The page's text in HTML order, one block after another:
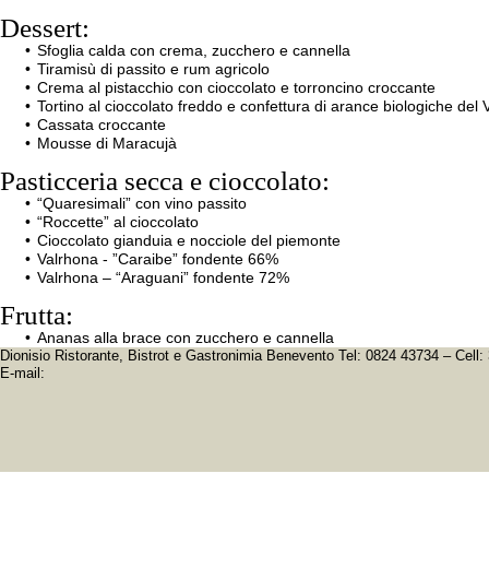
Dessert:
Sfoglia calda con crema, zucchero e cannella
Tiramisù di passito e rum agricolo
Crema al pistacchio con cioccolato e torroncino croccante
Tortino al cioccolato freddo e confettura di arance biologiche del
Cassata croccante
Mousse di Maracujà
Pasticceria secca e cioccolato:
“Quaresimali” con vino passito
“Roccette” al cioccolato
Cioccolato gianduia e nocciole del piemonte
Valrhona - ”Caraibe” fondente 66%
Valrhona – “Araguani” fondente 72%
Frutta:
Ananas alla brace con zucchero e cannella
Dionisio Ristorante, Bistrot e Gastronimia Benevento Tel: 0824 43734 – Cell:
E-mail: